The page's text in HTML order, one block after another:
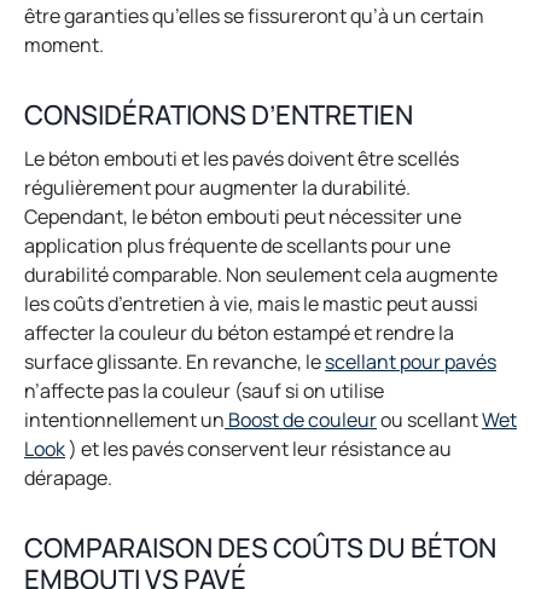
être garanties qu’elles se fissureront qu’à un certain
moment.
CONSIDÉRATIONS D’ENTRETIEN
Le béton embouti et les pavés doivent être scellés
régulièrement pour augmenter la durabilité.
Cependant, le béton embouti peut nécessiter une
application plus fréquente de scellants pour une
durabilité comparable. Non seulement cela augmente
les coûts d’entretien à vie, mais le mastic peut aussi
affecter la couleur du béton estampé et rendre la
surface glissante. En revanche, lescellant pour pavéso
e
n’affecte pas la couleur (sauf si on utilise
intentionnellement un Boost de couleuro
p
s
i
ou scellantWet
Looko
p
n
s
) et les pavés conservent leur résistance au
dérapage.
COMPARAISON DES COÛTS DU BÉTON
EMBOUTI VS PAVÉ